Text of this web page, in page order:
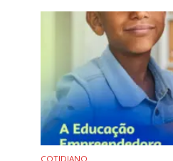
COTIDIANO